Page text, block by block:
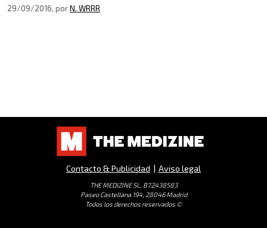
29/09/2016, porN. WRRR
Contacto & Publicidad | Aviso legal
THE MEDIZINE SL, B72438583
Paseo Castellana 194, 28046 Madrid
Todos los derechos reservados ©